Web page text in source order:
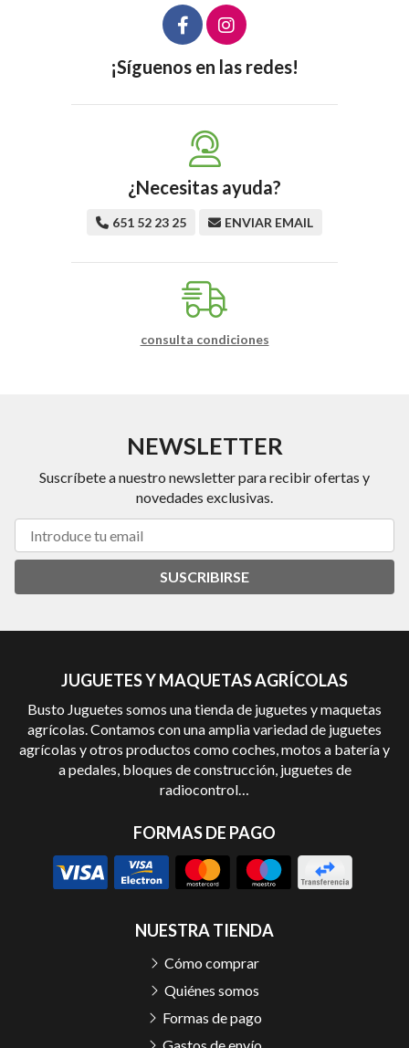
¡Síguenos en las redes!
¿Necesitas ayuda?
651 52 23 25 ENVIAR EMAIL
consulta condiciones
NEWSLETTER
Suscríbete a nuestro newsletter para recibir ofertas y
novedades exclusivas.
SUSCRIBIRSE
JUGUETES Y MAQUETAS AGRÍCOLAS
Busto Juguetes somos una tienda de juguetes y maquetas
agrícolas. Contamos con una amplia variedad de juguetes
agrícolas y otros productos como coches, motos a batería y
a pedales, bloques de construcción, juguetes de
radiocontrol…
FORMAS DE PAGO
NUESTRA TIENDA
Cómo comprar
Quiénes somos
Formas de pago